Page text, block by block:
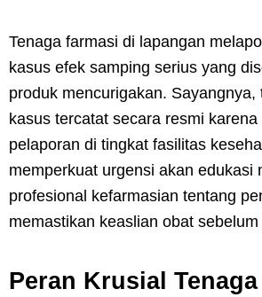
Tenaga farmasi di lapangan
kasus efek samping serius yang
produk mencurigakan. Sayangnya,
kasus tercatat secara resmi
pelaporan di tingkat fasilitas
memperkuat urgensi akan edukasi
profesional kefarmasian tentang
memastikan keaslian obat
Peran Krusial